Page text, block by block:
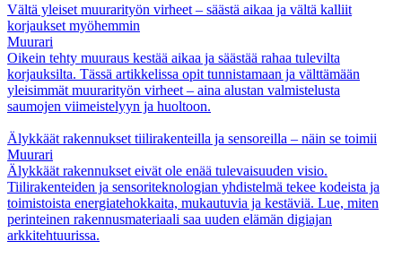
Vältä yleiset muurarityön virheet – säästä aikaa ja vältä kalliit
korjaukset myöhemmin
Muurari
Oikein tehty muuraus kestää aikaa ja säästää rahaa tulevilta
korjauksilta. Tässä artikkelissa opit tunnistamaan ja välttämään
yleisimmät muurarityön virheet – aina alustan valmistelusta
saumojen viimeistelyyn ja huoltoon.
Älykkäät rakennukset tiilirakenteilla ja sensoreilla – näin se toimii
Muurari
Älykkäät rakennukset eivät ole enää tulevaisuuden visio.
Tiilirakenteiden ja sensoriteknologian yhdistelmä tekee kodeista ja
toimistoista energiatehokkaita, mukautuvia ja kestäviä. Lue, miten
perinteinen rakennusmateriaali saa uuden elämän digiajan
arkkitehtuurissa.